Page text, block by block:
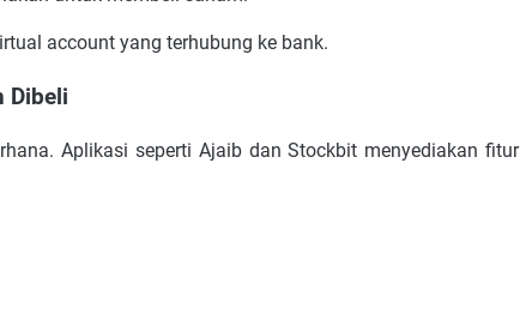
account yang terhubung ke bank.
Dibeli
Aplikasi seperti Ajaib dan Stockbit menyediakan fitur